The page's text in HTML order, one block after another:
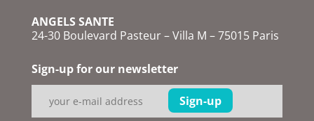
ANGELS SANTE
24-30 Boulevard Pasteur – Villa M – 75015 Paris
Sign-up for our newsletter